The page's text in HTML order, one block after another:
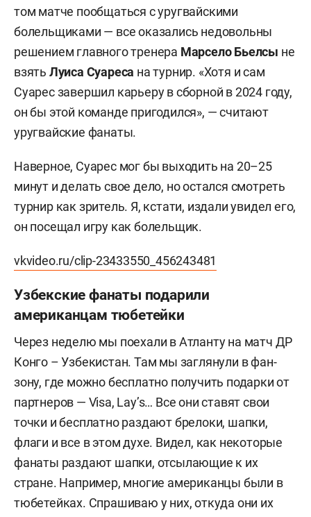
том матче пообщаться с уругвайскими
болельщиками — все оказались недовольны
решением главного тренера Марсело Бьелсы не
взять Луиса Суареса на турнир. «Хотя и сам
Суарес завершил карьеру в сборной в 2024 году,
он бы этой команде пригодился», — считают
уругвайские фанаты.
Наверное, Суарес мог бы выходить на 20–25
минут и делать свое дело, но остался смотреть
турнир как зритель. Я, кстати, издали увидел его,
он посещал игру как болельщик.
vkvideo.ru/clip-23433550_456243481
Узбекские фанаты подарили
американцам тюбетейки
Через неделю мы поехали в Атланту на матч ДР
Конго – Узбекистан. Там мы заглянули в фан-
зону, где можно бесплатно получить подарки от
партнеров — Visa, Lay’s… Все они ставят свои
точки и бесплатно раздают брелоки, шапки,
флаги и все в этом духе. Видел, как некоторые
фанаты раздают шапки, отсылающие к их
стране. Например, многие американцы были в
тюбетейках. Спрашиваю у них, откуда они их